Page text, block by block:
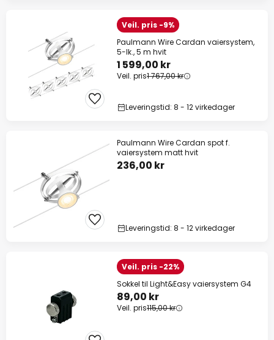
Veil. pris -9%
Paulmann Wire Cardan vaiersystem,
5-lk., 5 m hvit
1 599,00 kr
Veil. pris1 767,00 kr
Leveringstid: 8 - 12 virkedager
Paulmann Wire Cardan spot f.
vaiersystem matt hvit
236,00 kr
Leveringstid: 8 - 12 virkedager
Veil. pris -22%
Sokkel til Light&Easy vaiersystem G4
89,00 kr
Veil. pris115,00 kr